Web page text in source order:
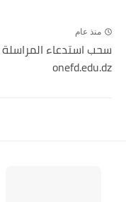
منذ عام
onefd.edu.dz